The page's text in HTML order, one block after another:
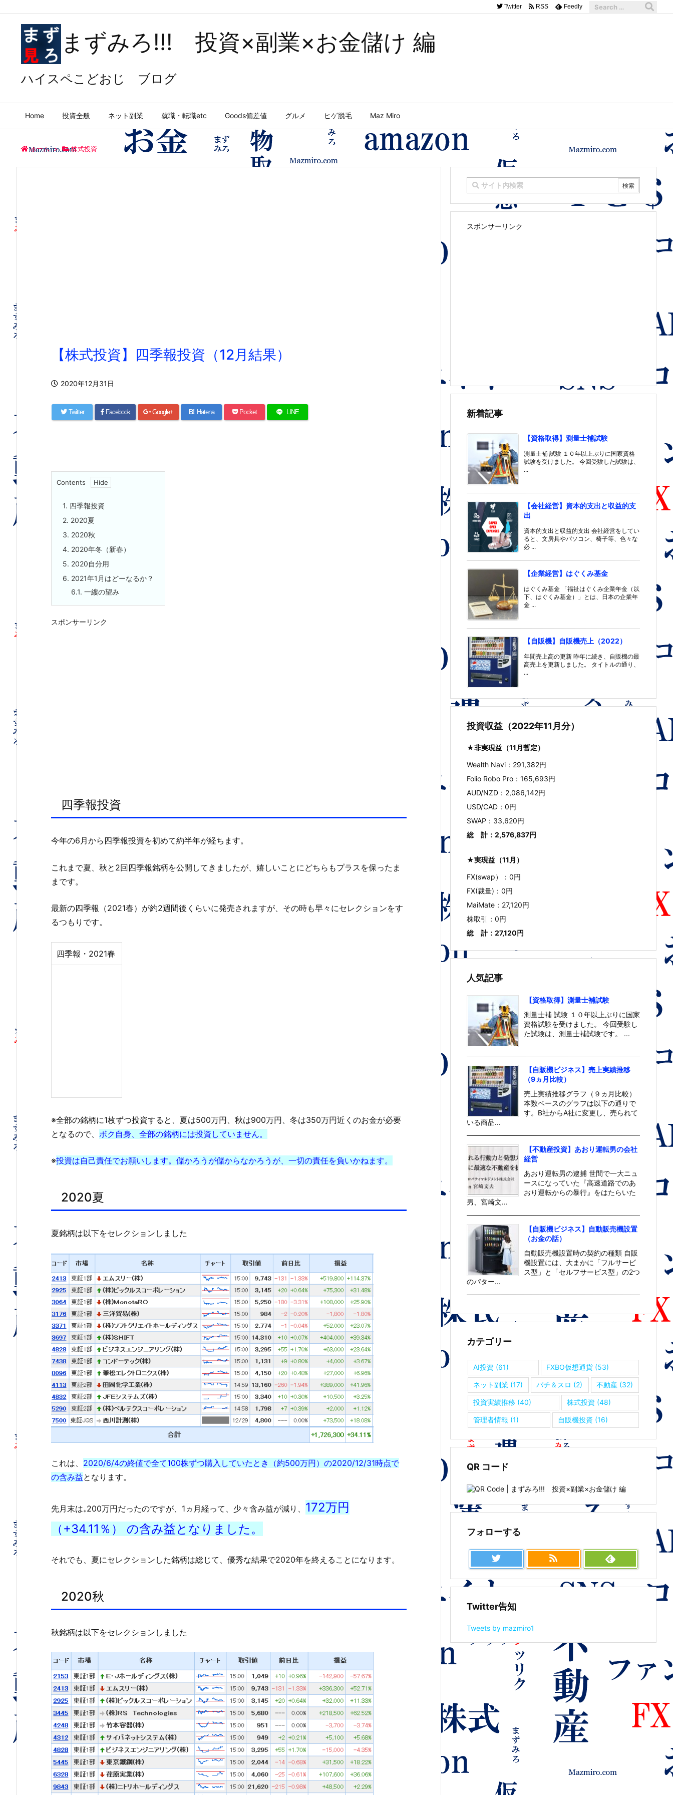
まずみろ!!! 投資×副業×お金儲け 編
ハイスペこどおじ ブログ
Home 投資全般 ネット副業 就職・転職etc Goods偏差値 グルメ ヒゲ脱毛 Maz Miro
Twitter RSS Feedly
ホーム > 株式投資
【株式投資】四季報投資（12月結果）
2020年12月31日
Twitter Facebook Google+ B! Hatena Pocket LINE
Contents
1. 四季報投資
2. 2020夏
3. 2020秋
4. 2020年冬（新春）
5. 2020自分用
6. 2021年1月はどーなるか？
6.1. 一縷の望み
スポンサーリンク
四季報投資
今年の6月から四季報投資を初めて約半年が経ちます。
これまで夏、秋と2回四季報銘柄を公開してきましたが、嬉しいことにどちらもプラスを保ったま
まです。
最新の四季報（2021春）が約2週間後くらいに発売されますが、その時も早々にセレクションをす
るつもりです。
四季報・2021春
※全部の銘柄に1枚ずつ投資すると、夏は500万円、秋は900万円、冬は350万円近くのお金が必要
となるので、 ボク自身、全部の銘柄には投資していません。
※投資は自己責任でお願いします。儲かろうが儲からなかろうが、一切の責任を負いかねます。
2020夏
夏銘柄は以下をセレクションしました
これは、 2020/6/4の終値で全て100株ずつ購入していたとき（約500万円）の2020/12/31時点で
の含み益となります。
先月末は₊200万円だったのですが、1ヵ月経って、少々含み益が減り、 172万円
（+34.11％） の含み益となりました。
それでも、夏にセレクションした銘柄は総じて、優秀な結果で2020年を終えることになります。
2020秋
秋銘柄は以下をセレクションしました
スポンサーリンク
新着記事
【資格取得】測量士補試験
測量士補 試験 １０年以上ぶりに国家資格
試験を受けました。 今回受験した試験は、
...
【会社経営】資本的支出と収益的支
出
資本的支出と収益的支出 会社経営をしてい
ると、文房具やパソコン、椅子等、色々な
必 ...
【企業経営】はぐくみ基金
はぐくみ基金 「福祉はぐくみ企業年金（以
下、はぐくみ基金）」とは、日本の企業年
金 ...
【自販機】自販機売上（2022）
年間売上高の更新 昨年に続き、自販機の最
高売上を更新しました。 タイトルの通り、
...
投資収益（2022年11月分）
★非実現益（11月暫定）
Wealth Navi：291,382円
Folio Robo Pro：165,693円
AUD/NZD：2,086,142円
USD/CAD：0円
SWAP：33,620円
総 計：2,576,837円
★実現益（11月）
FX(swap）：0円
FX(裁量)：0円
MaiMate：27,120円
株取引：0円
総 計：27,120円
人気記事
【資格取得】測量士補試験
測量士補 試験 １０年以上ぶりに国家
資格試験を受けました。 今回受験し
た試験は、測量士補試験です。 ...
【自販機ビジネス】売上実績推移
（9ヵ月比較）
売上実績推移グラフ（９ヵ月比較）
本数ベースのグラフは以下の通りで
す。B社からA社に変更し、売られて
いる商品...
【不動産投資】あおり運転男の会社
経営
あおり運転男の逮捕 世間で一大ニュ
ースになっていた『高速道路でのあ
おり運転からの暴行』をはたらいた
男、宮崎文...
【自販機ビジネス】自動販売機設置
（お金の話）
自動販売機設置時の契約の種類 自販
機設置には、大まかに「フルサービ
ス型」と「セルフサービス型」の2つ
のパター...
カテゴリー
AI投資 (61) FXBO仮想通貨 (53)
ネット副業 (17) パチ＆スロ (2) 不動産(32)
投資実績推移 (40) 株式投資 (48)
管理者情報 (1) 自販機投資 (16)
QR コード
フォローする
Twitter告知
Tweets by mazmiro1